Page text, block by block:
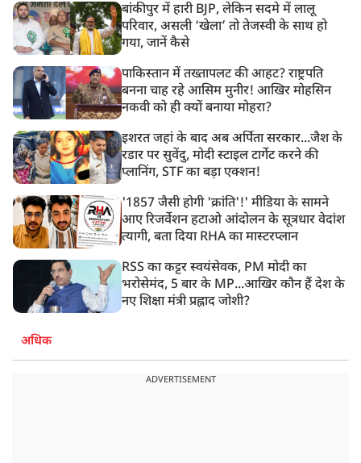
बांकीपुर में हारी BJP, लेकिन सदमे में लालू
परिवार, असली ‘खेला’ तो तेजस्वी के साथ हो
गया, जानें कैसे
पाकिस्तान में तख्तापलट की आहट? राष्ट्रपति
बनना चाह रहे आसिम मुनीर! आखिर मोहसिन
नकवी को ही क्यों बनाया मोहरा?
इशरत जहां के बाद अब अर्पिता सरकार...जैश के
रडार पर सुवेंदु, मोदी स्टाइल टार्गेट करने की
प्लानिंग, STF का बड़ा एक्शन!
'1857 जैसी होगी 'क्रांति'!' मीडिया के सामने
आए रिजर्वेशन हटाओ आंदोलन के सूत्रधार वेदांश
त्यागी, बता दिया RHA का मास्टरप्लान
RSS का कट्टर स्वयंसेवक, PM मोदी का
भरोसेमंद, 5 बार के MP...आखिर कौन हैं देश के
नए शिक्षा मंत्री प्रह्लाद जोशी?
अधिक
ADVERTISEMENT